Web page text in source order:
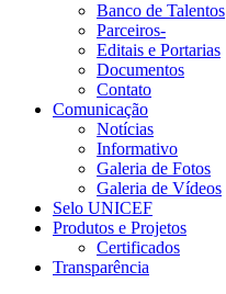
Banco de Talentos
Parceiros-
Editais e Portarias
Documentos
Contato
Comunicação
Notícias
Informativo
Galeria de Fotos
Galeria de Vídeos
Selo UNICEF
Produtos e Projetos
Certificados
Transparência